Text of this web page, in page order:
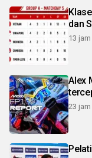
dan
13
Alex
23 jam